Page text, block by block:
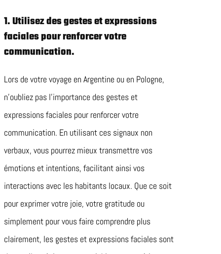
1. Utilisez des gestes et expressions
faciales pour renforcer votre
communication.
Lors de votre voyage en Argentine ou en Pologne,
n’oubliez pas l’importance des gestes et
expressions faciales pour renforcer votre
communication. En utilisant ces signaux non
verbaux, vous pourrez mieux transmettre vos
émotions et intentions, facilitant ainsi vos
interactions avec les habitants locaux. Que ce soit
pour exprimer votre joie, votre gratitude ou
simplement pour vous faire comprendre plus
clairement, les gestes et expressions faciales sont